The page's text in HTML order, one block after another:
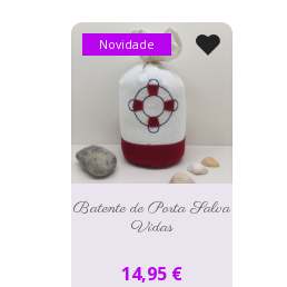
Novidade
Batente de Porta Salva
Vidas
14,95 €